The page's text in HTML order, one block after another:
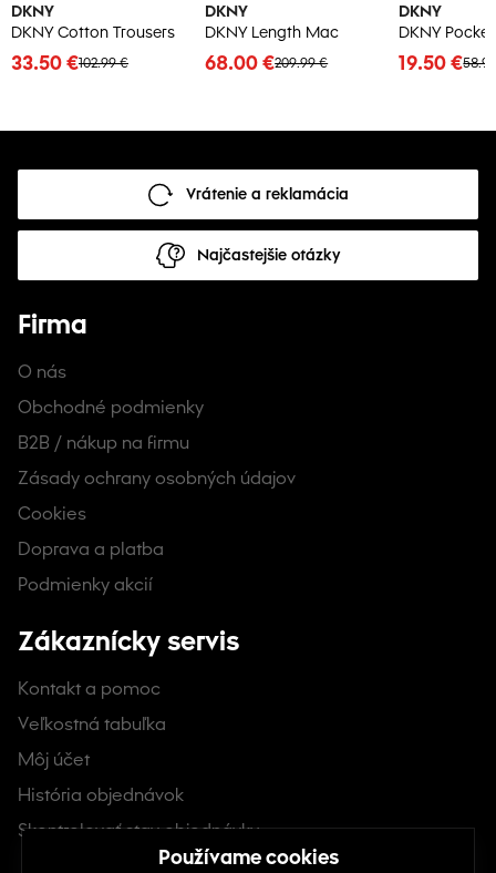
DKNY
DKNY Cotton Trousers
102.99 €
33.50 €
DKNY
DKNY Length Mac
209.99 €
68.00 €
DKNY
DKNY
19.50 €
Vrátenie a reklamácia
Najčastejšie otázky
Firma
O nás
Obchodné podmienky
B2B / nákup na firmu
Zásady ochrany osobných údajov
Cookies
Doprava a platba
Podmienky akcií
Zákaznícky servis
Kontakt a pomoc
Veľkostná tabuľka
Môj účet
História objednávok
Skontrolovať stav objednávky